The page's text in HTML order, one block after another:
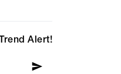
Alert!